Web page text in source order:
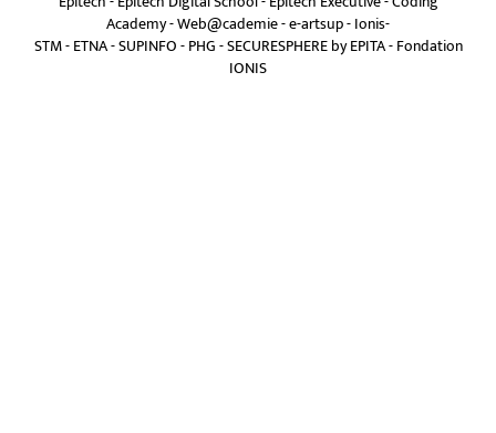
Academy-Web@cademie-e-artsup-Ionis-
STM-ETNA-SUPINFO-PHG-SECURESPHERE by EPITA-Fondation
IONIS